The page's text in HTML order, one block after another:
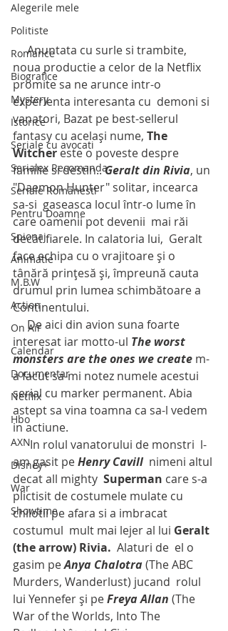
Alegerile mele
Politiste
Romance
Biografice
Mystery
Istorice
Seriale cu avocati
Serialex Recomanda
Seriale Romanesti
Pentru Doamne
Spionaj
Animatie
M.B.W
Action
On Air
Calendar
Documentar
Netflix
Hbo
AXN
Disney+
War
Showtime
     Anuntata cu surle si trambite,
noua productie a celor de la Netflix
promite sa ne arunce intr-o
experienta interesanta cu  demoni si
vanatori, Bazat pe best-sellerul
fantasy cu același nume, The
Witcher este o poveste despre
familie si destin.. Geralt din Rivia, un
"Daemon Hunter" solitar, incearca
sa-si  gaseasca locul într-o lume în
care oamenii pot devenii  mai răi
decât fiarele. In calatoria lui,  Geralt
face echipa cu o vrajitoare și o
tânără prințesă și, împreună cauta
drumul prin lumea schimbătoare a
Continentului.
     De aici din avion suna foarte
interesat iar motto-ul The worst
monsters are the ones we create m-
a facut sa-mi notez numele acestui
serial cu marker permanent. Abia
astept sa vina toamna ca sa-l vedem
in actiune.
      In rolul vanatorului de monstri  l-
am gasit pe Henry Cavill
  nimeni altul
decat all mighty Superman care s-a
plictisit de costumele mulate cu
chilotii pe afara si a imbracat
costumul  mult mai lejer al lui Geralt
(the arrow) Rivia.
  Alaturi de  el o
gasim pe Anya Chalotra (The ABC
Murders, Wanderlust) jucand  rolul
lui Yennefer și pe Freya Allan (The
War of the Worlds, Into The